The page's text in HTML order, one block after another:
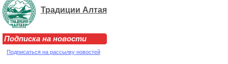
Традиции Алтая
Подписка на новости
Подписаться на рассылку новостей